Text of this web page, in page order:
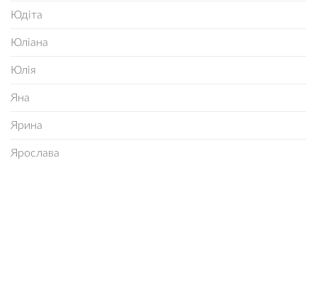
Юдіта
Юліана
Юлія
Яна
Ярина
Ярослава